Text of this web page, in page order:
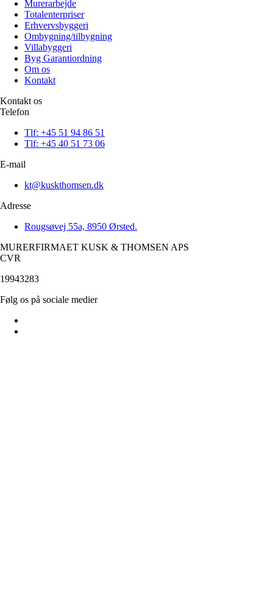
Murerarbejde
Totalenterpriser
Erhvervsbyggeri
Ombygning/tilbygning
Villabyggeri
Byg Garantiordning
Om os
Kontakt
Kontakt os
Telefon
Tlf: +45 51 94 86 51
Tlf: +45 40 51 73 06
E-mail
kt@kuskthomsen.dk
Adresse
Rougsøvej 55a, 8950 Ørsted.
MURERFIRMAET KUSK & THOMSEN APS
CVR
19943283
Følg os på sociale medier